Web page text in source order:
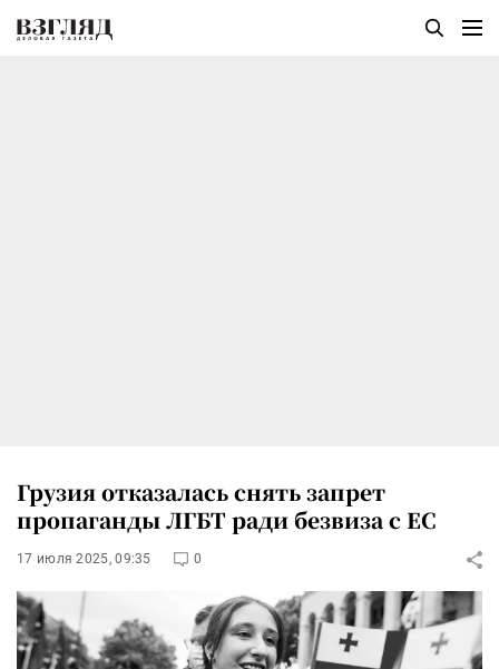
Грузия отказалась снять запрет
пропаганды ЛГБТ ради безвиза с ЕС
17 июля 2025, 09:35 0